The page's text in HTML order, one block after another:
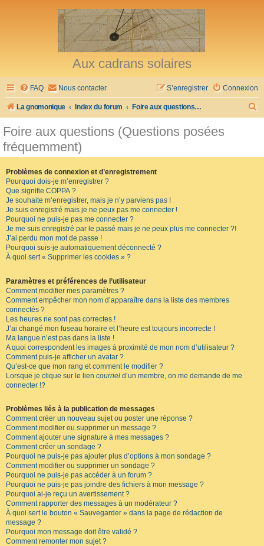
Aux cadrans solaires
FAQ Nous contacter Connexion
S’enregistrer
La gnomonique Index du forum Foire aux questions (Questions posées fréquemment)
Foire aux questions (Questions posées
fréquemment)
Problèmes de connexion et d’enregistrement
Pourquoi dois-je m’enregistrer ?
Que signifie COPPA ?
Je souhaite m’enregistrer, mais je n’y parviens pas !
Je suis enregistré mais je ne peux pas me connecter !
Pourquoi ne puis-je pas me connecter ?
Je me suis enregistré par le passé mais je ne peux plus me connecter ?!
J’ai perdu mon mot de passe !
Pourquoi suis-je automatiquement déconnecté ?
À quoi sert « Supprimer les cookies » ?
Paramètres et préférences de l’utilisateur
Comment modifier mes paramètres ?
Comment empêcher mon nom d’apparaître dans la liste des membres
connectés ?
Les heures ne sont pas correctes !
J’ai changé mon fuseau horaire et l’heure est toujours incorrecte !
Ma langue n’est pas dans la liste !
A quoi correspondent les images à proximité de mon nom d’utilisateur ?
Comment puis-je afficher un avatar ?
Qu’est-ce que mon rang et comment le modifier ?
Lorsque je clique sur le lien courriel d’un membre, on me demande de me
connecter !?
Problèmes liés à la publication de messages
Comment créer un nouveau sujet ou poster une réponse ?
Comment modifier ou supprimer un message ?
Comment ajouter une signature à mes messages ?
Comment créer un sondage ?
Pourquoi ne puis-je pas ajouter plus d’options à mon sondage ?
Comment modifier ou supprimer un sondage ?
Pourquoi ne puis-je pas accéder à un forum ?
Pourquoi ne puis-je pas joindre des fichiers à mon message ?
Pourquoi ai-je reçu un avertissement ?
Comment rapporter des messages à un modérateur ?
À quoi sert le bouton « Sauvegarder » dans la page de rédaction de
message ?
Pourquoi mon message doit être validé ?
Comment remonter mon sujet ?